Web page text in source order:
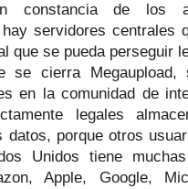
constancia de los
servidores centrales
que se pueda perseguir
se cierra Megaupload,
en la comunidad de
legales
datos, porque otros
Unidos tiene
Apple, Google,